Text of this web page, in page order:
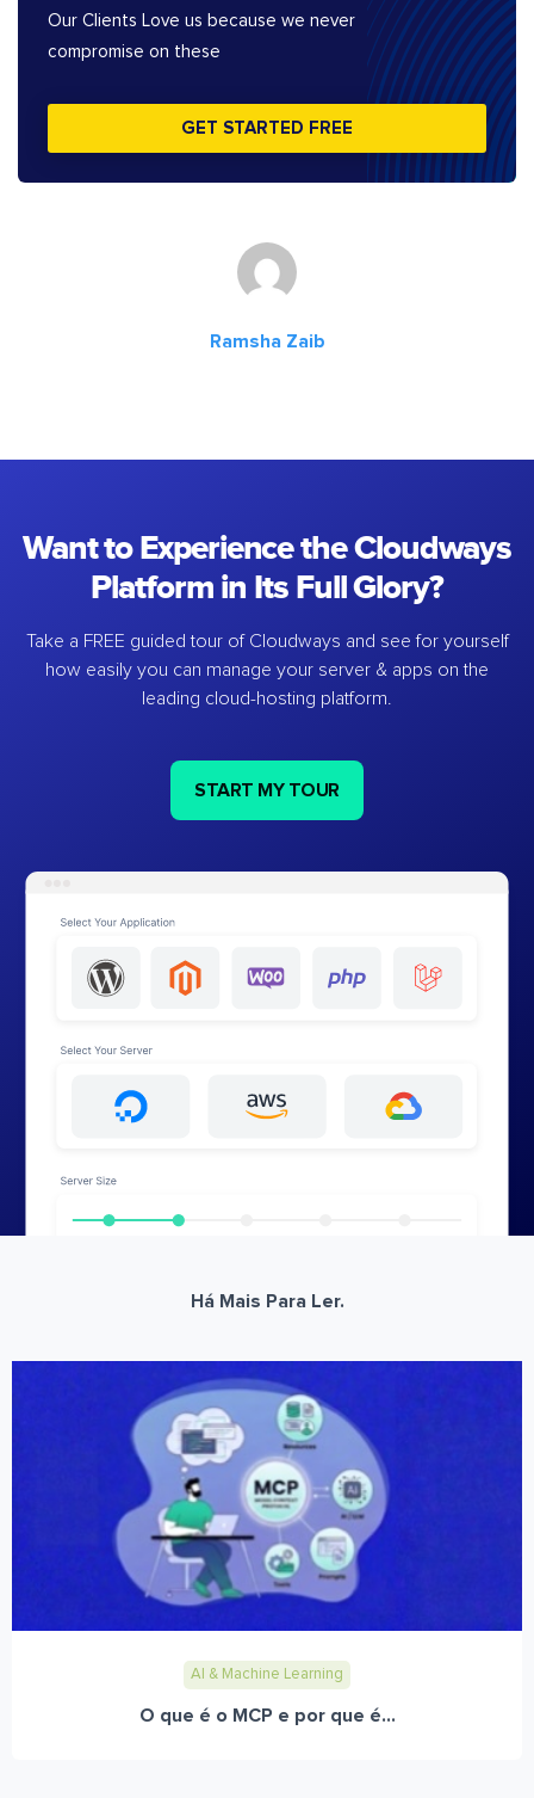
Our Clients Love us because we never
compromise on these
GET STARTED FREE
Ramsha Zaib
Want to Experience the Cloudways
Platform in Its Full Glory?
Take a FREE guided tour of Cloudways and see for yourself
how easily you can manage your server & apps on the
leading cloud-hosting platform.
START MY TOUR
Há Mais Para Ler.
AI & Machine Learning
O que é o MCP e por que é...